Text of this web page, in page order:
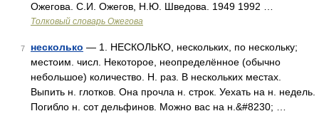
Ожегова. С.И. Ожегов, Н.Ю. Шведова. 1949 1992 …
Толковый словарь Ожегова
7 несколько — 1. НЕСКОЛЬКО, нескольких, по нескольку;
местоим. числ. Некоторое, неопределённое (обычно
небольшое) количество. Н. раз. В нескольких местах.
Выпить н. глотков. Она прочла н. строк. Уехать на н. недель.
Погибло н. сот дельфинов. Можно вас на н.&#8230; …